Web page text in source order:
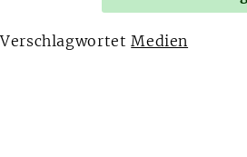
VerschlagwortetMedien